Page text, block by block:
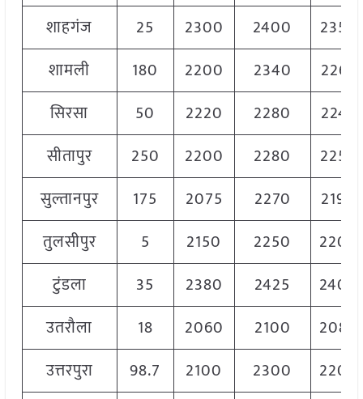
शाहगंज 25 2300 2400
2350
शामली
180 2200 2340
2265
सिरसा
50 2220 2280
2245
सीतापुर
250 2200 2280
2250
सुल्तानपुर
175 2075 2270
2190
तुलसीपुर
5 2150 2250
2200
टुंडला
35 2380 2425
2400
उतरौला
18 2060 2100
2080
उत्तरपुरा
98.7 2100 2300
2200